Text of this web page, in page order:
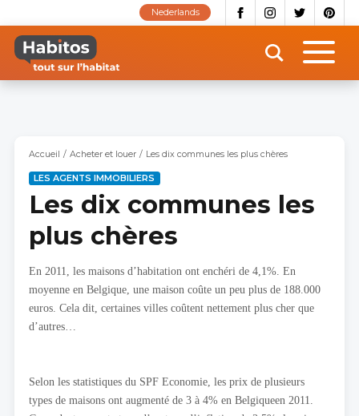
contenu
principal
Nederlands
Accueil Acheter et louer Les dix communes les plus chères
LES AGENTS IMMOBILIERS
Les dix communes les
plus chères
En 2011, les maisons d’habitation ont enchéri de 4,1%. En
moyenne en Belgique, une maison coûte un peu plus de 188.000
euros. Cela dit, certaines villes coûtent nettement plus cher que
d’autres…
Selon les statistiques du SPF Economie, les prix de plusieurs
types de maisons ont augmenté de 3 à 4% en Belgiqueen 2011.